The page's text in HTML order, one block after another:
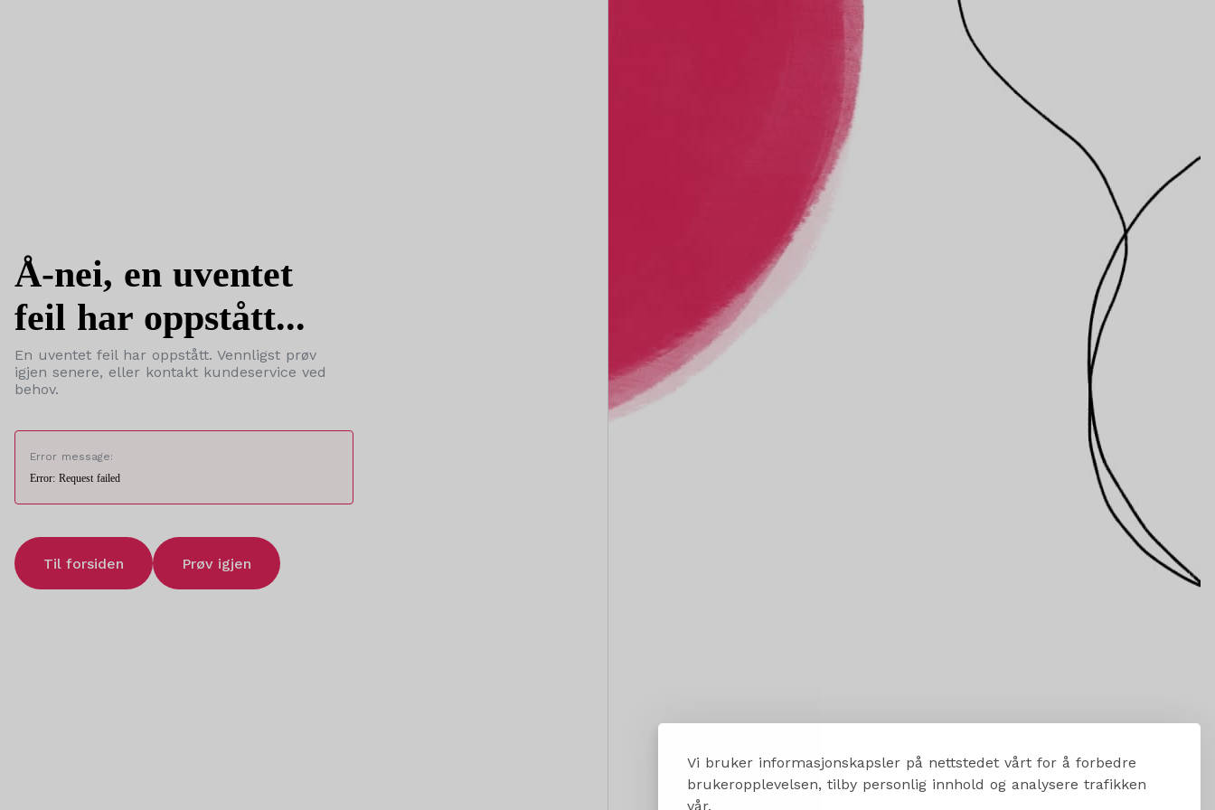
Vi bruker informasjonskapsler på nettstedet vårt for å forbedre
brukeropplevelsen, tilby personlig innhold og analysere trafikken
vår.
Å-nei, en uventet
feil har oppstått...
En uventet feil har oppstått. Vennligst prøv
igjen senere, eller kontakt kundeservice ved
behov.
Error message:
Error: Request failed
Til forsiden Prøv igjen